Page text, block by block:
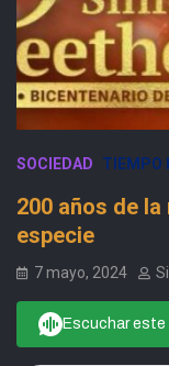
SOCIEDAD TIEMPO
200 años de
especie
7 mayo, 2024
Escuchar